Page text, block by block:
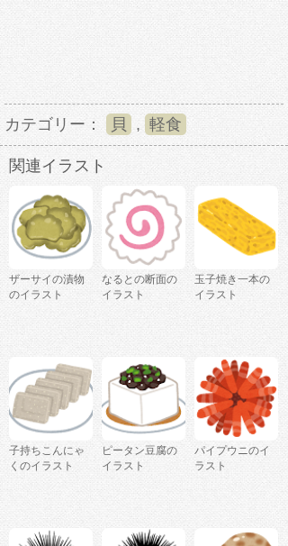
カテゴリー： 貝 , 軽食
関連イラスト
ザーサイの漬物
のイラスト
なるとの断面の
イラスト
玉子焼き一本の
イラスト
子持ちこんにゃ
くのイラスト
ピータン豆腐の
イラスト
パイプウニのイ
ラスト